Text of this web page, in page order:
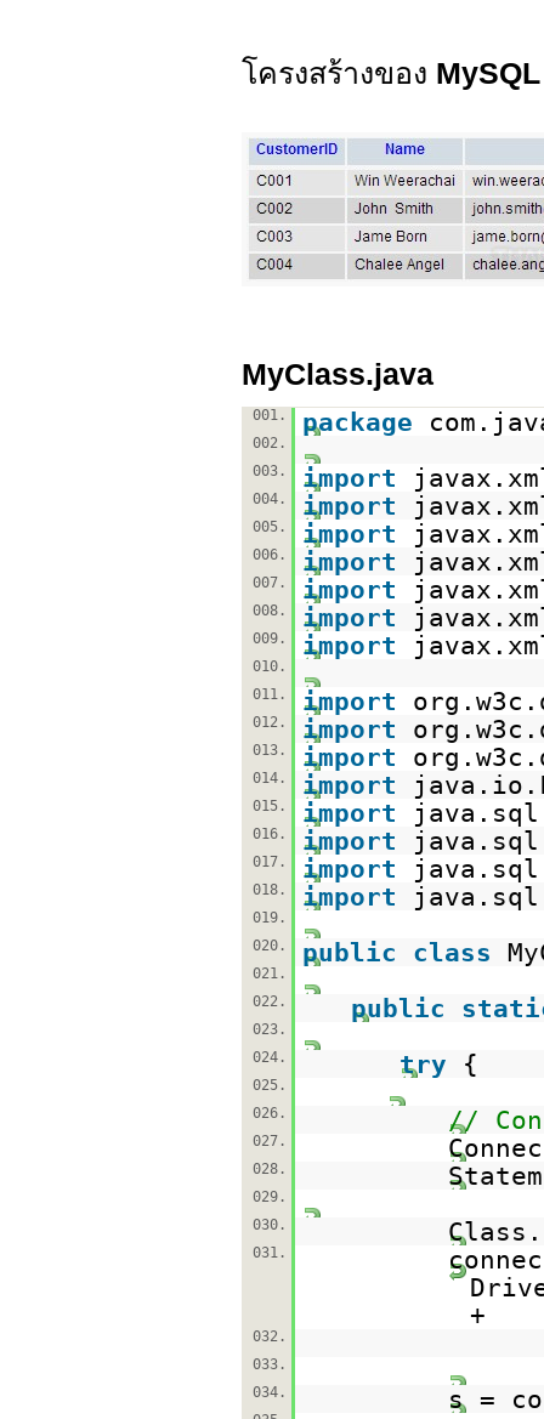
โครงสร้างของ
MyClass.java
001. package
002.
003.
import
004. import
005. import
006. import
007. import
008. import
009. import
010.
011.
import
012. import
013. import
014. import
015. import
016. import
017. import
018. import
019.
020.
public class
021.
022.
public
023.
024.
try {
025.
026.
//
027.
028.
029.
030.
031.
+
032.
033.
034.
s =